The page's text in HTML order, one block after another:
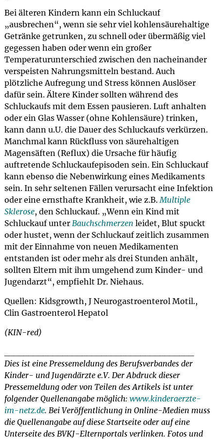
Bei älteren Kindern kann ein Schluckauf
„ausbrechen“, wenn sie sehr viel kohlensäurehaltige
Getränke getrunken, zu schnell oder übermäßig viel
gegessen haben oder wenn ein großer
Temperaturunterschied zwischen den nacheinander
verspeisten Nahrungsmitteln bestand. Auch
plötzliche Aufregung und Stress können Auslöser
dafür sein. Ältere Kinder sollten während des
Schluckaufs mit dem Essen pausieren. Luft anhalten
oder ein Glas Wasser (ohne Kohlensäure) trinken,
kann dann u.U. die Dauer des Schluckaufs verkürzen.
Manchmal kann Rückfluss von säurehaltigen
Magensäften (Reflux) die Ursache für häufig
auftretende Schluckaufepisoden sein. Ein Schluckauf
kann ebenso die Nebenwirkung eines Medikaments
sein. In sehr seltenen Fällen verursacht eine Infektion
oder eine ernsthafte Krankheit, wie z.B.Multiple
Sklerose, den Schluckauf. „Wenn ein Kind mit
Schluckauf unter Bauchschmerzen leidet, Blut spuckt
oder hustet, wenn der Schluckauf zeitlich zusammen
mit der Einnahme von neuen Medikamenten
entstanden ist oder mehr als drei Stunden anhält,
sollten Eltern mit ihm umgehend zum Kinder- und
Jugendarzt“, empfiehlt Dr. Niehaus.
Quellen: Kidsgrowth, J Neurogastroenterol Motil.,
Clin Gastroenterol Hepatol
(KIN-red)
Dies ist eine Pressemeldung des Berufsverbandes der
Kinder- und Jugendärzte e.V. Der Abdruck dieser
Pressemeldung oder von Teilen des Artikels ist unter
folgender Quellenangabe möglich: www.kinderaerzte-
im-netz.de. Bei Veröffentlichung in Online-Medien muss
die Quellenangabe auf diese Startseite oder auf eine
Unterseite des BVKJ-Elternportals verlinken. Fotos und